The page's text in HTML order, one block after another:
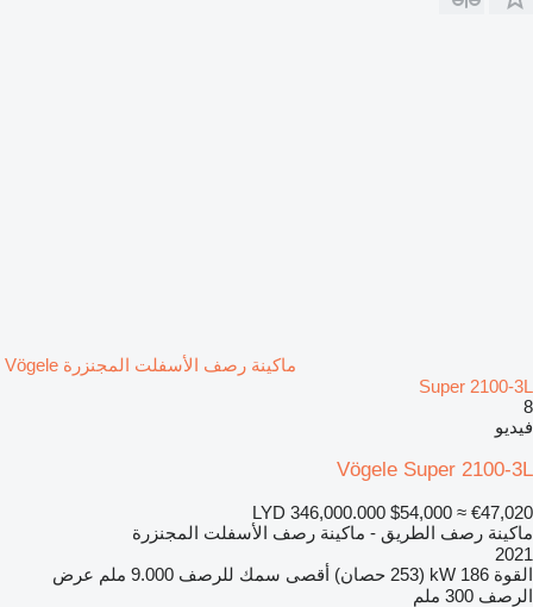
ماكينة رصف الأسفلت المجنزرة Vögele
Super 2100-3L
8
فيديو
Vögele Super 2100-3L
LYD 346,000.000 $54,000 ≈ €47,020
ماكينة رصف الطريق - ماكينة رصف الأسفلت المجنزرة
2021
القوة 186 kW (253 حصان) أقصى سمك للرصف 9.000 ملم
عرض
الرصف 300 ملم